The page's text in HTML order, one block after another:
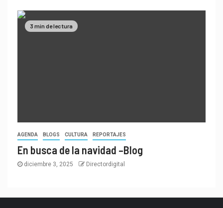
3 min de lectura
AGENDA BLOGS CULTURA REPORTAJES
En busca de la navidad –Blog
diciembre 3, 2025 Directordigital